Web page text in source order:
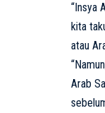
“Insya
kita
atau
Arab